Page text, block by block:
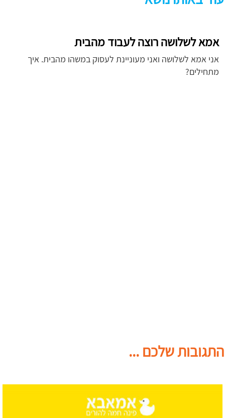
אמא לשלושה רוצה לעבוד מהבית
אני אמא לשלושה ואני מעוניינת לעסוק במשהו מהבית. איך
מתחילים?
התגובות שלכם ...